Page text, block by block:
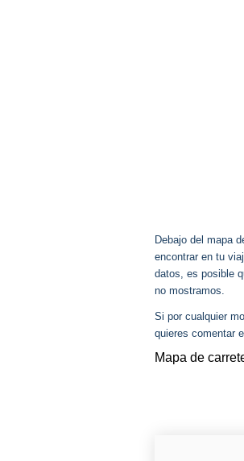
Debajo del mapa
encontrar en tu
datos, es posible
no mostramos.
Si por cualquier
quieres comentar
Mapa de